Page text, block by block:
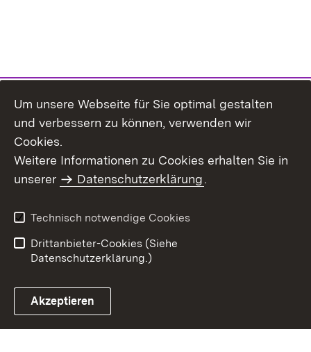
Benutzungshinweise
Erklärung zur
Um unsere Webseite für Sie optimal gestalten
und verbessern zu können, verwenden wir
Cookies.
Weitere Informationen zu Cookies erhalten Sie in
unserer
Datenschutzerklärung.
Technisch notwendige Cookies
Drittanbieter-Cookies (Siehe
Datenschutzerklärung.)
Akzeptieren